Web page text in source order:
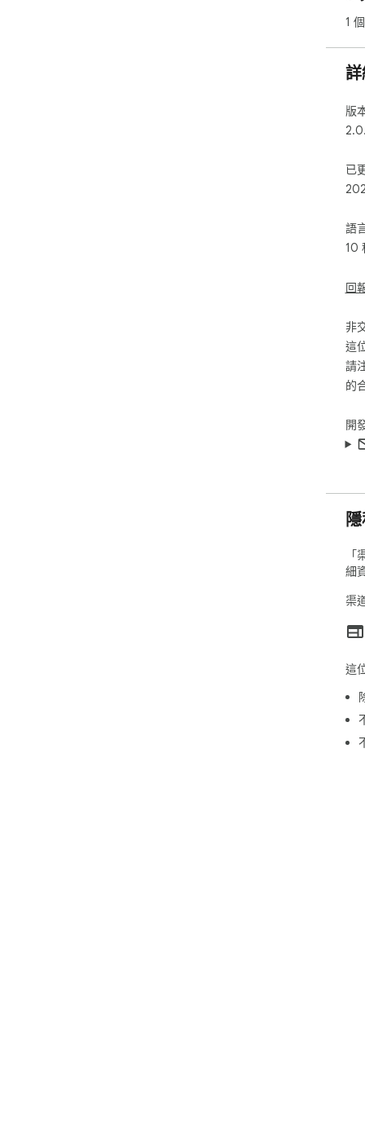
1
版
已
回
語
10
開
非
這
請
的
細
渠
這